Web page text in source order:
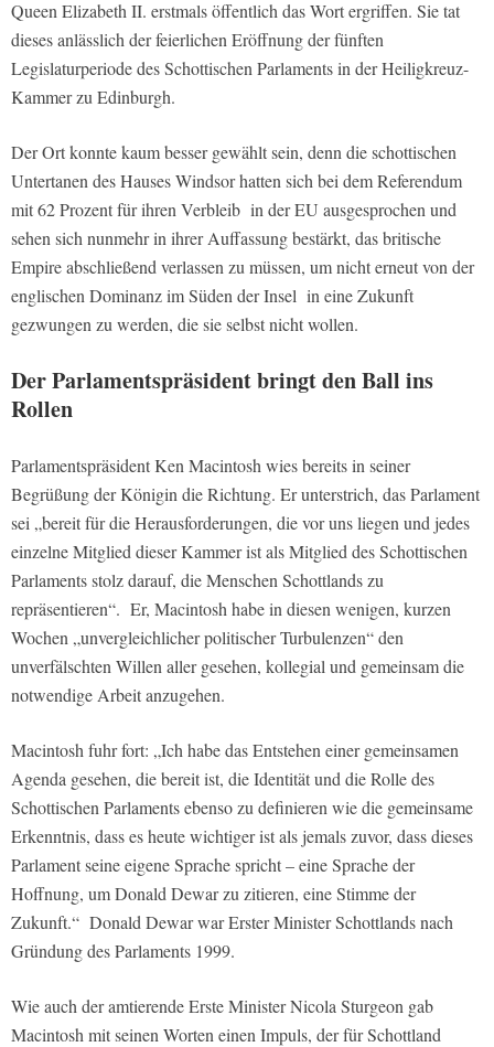
Queen Elizabeth II. erstmals öffentlich das Wort ergriffen. Sie tat
dieses anlässlich der feierlichen Eröffnung der fünften
Legislaturperiode des Schottischen Parlaments in der Heiligkreuz-
Kammer zu Edinburgh.
Der Ort konnte kaum besser gewählt sein, denn die schottischen
Untertanen des Hauses Windsor hatten sich bei dem Referendum
mit 62 Prozent für ihren Verbleib in der EU ausgesprochen und
sehen sich nunmehr in ihrer Auffassung bestärkt, das britische
Empire abschließend verlassen zu müssen, um nicht erneut von der
englischen Dominanz im Süden der Insel in eine Zukunft
gezwungen zu werden, die sie selbst nicht wollen.
Der Parlamentspräsident bringt den Ball ins
Rollen
Parlamentspräsident Ken Macintosh wies bereits in seiner
Begrüßung der Königin die Richtung. Er unterstrich, das Parlament
sei „bereit für die Herausforderungen, die vor uns liegen und jedes
einzelne Mitglied dieser Kammer ist als Mitglied des Schottischen
Parlaments stolz darauf, die Menschen Schottlands zu
repräsentieren“. Er, Macintosh habe in diesen wenigen, kurzen
Wochen „unvergleichlicher politischer Turbulenzen“ den
unverfälschten Willen aller gesehen, kollegial und gemeinsam die
notwendige Arbeit anzugehen.
Macintosh fuhr fort: „Ich habe das Entstehen einer gemeinsamen
Agenda gesehen, die bereit ist, die Identität und die Rolle des
Schottischen Parlaments ebenso zu definieren wie die gemeinsame
Erkenntnis, dass es heute wichtiger ist als jemals zuvor, dass dieses
Parlament seine eigene Sprache spricht – eine Sprache der
Hoffnung, um Donald Dewar zu zitieren, eine Stimme der
Zukunft.“ Donald Dewar war Erster Minister Schottlands nach
Gründung des Parlaments 1999.
Wie auch der amtierende Erste Minister Nicola Sturgeon gab
Macintosh mit seinen Worten einen Impuls, der für Schottland